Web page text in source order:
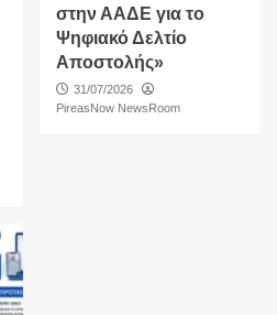
στην ΑΑΔΕ για το
Ψηφιακό Δελτίο
Αποστολής»
31/07/2026
PireasNow NewsRoom